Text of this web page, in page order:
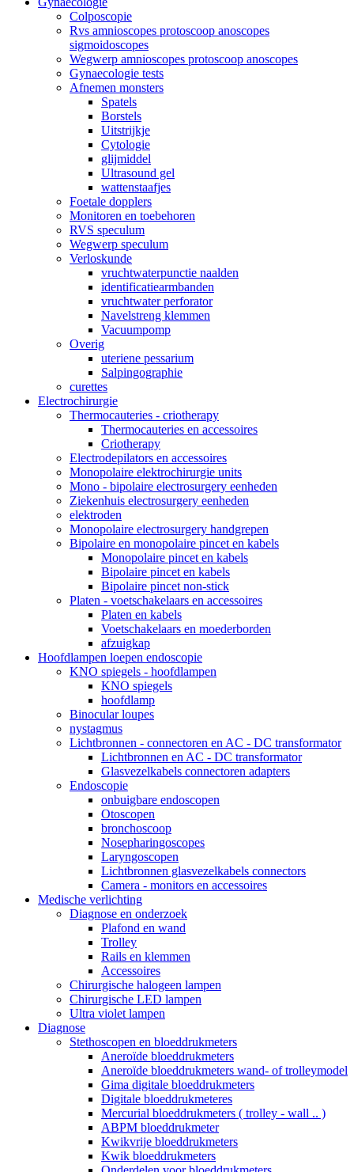
Colposcopie
Rvs amnioscopes protoscoop anoscopes
sigmoidoscopes
Wegwerp amnioscopes protoscoop anoscopes
Gynaecologie tests
Afnemen monsters
Spatels
Borstels
Uitstrijkje
Cytologie
glijmiddel
Ultrasound gel
wattenstaafjes
Foetale dopplers
Monitoren en toebehoren
RVS speculum
Wegwerp speculum
Verloskunde
vruchtwaterpunctie naalden
identificatiearmbanden
vruchtwater perforator
Navelstreng klemmen
Vacuumpomp
Overig
uteriene pessarium
Salpingographie
curettes
Electrochirurgie
Thermocauteries - criotherapy
Thermocauteries en accessoires
Criotherapy
Electrodepilators en accessoires
Monopolaire elektrochirurgie units
Mono - bipolaire electrosurgery eenheden
Ziekenhuis electrosurgery eenheden
elektroden
Monopolaire electrosurgery handgrepen
Bipolaire en monopolaire pincet en kabels
Monopolaire pincet en kabels
Bipolaire pincet en kabels
Bipolaire pincet non-stick
Platen - voetschakelaars en accessoires
Platen en kabels
Voetschakelaars en moederborden
afzuigkap
Hoofdlampen loepen endoscopie
KNO spiegels - hoofdlampen
KNO spiegels
hoofdlamp
Binocular loupes
nystagmus
Lichtbronnen - connectoren en AC - DC transformator
Lichtbronnen en AC - DC transformator
Glasvezelkabels connectoren adapters
Endoscopie
onbuigbare endoscopen
Otoscopen
bronchoscoop
Nosepharingoscopes
Laryngoscopen
Lichtbronnen glasvezelkabels connectors
Camera - monitors en accessoires
Medische verlichting
Diagnose en onderzoek
Plafond en wand
Trolley
Rails en klemmen
Accessoires
Chirurgische halogeen lampen
Chirurgische LED lampen
Ultra violet lampen
Diagnose
Stethoscopen en bloeddrukmeters
Aneroïde bloeddrukmeters
Aneroïde bloeddrukmeters wand- of trolleymodel
Gima digitale bloeddrukmeters
Digitale bloeddrukmeteres
Mercurial bloeddrukmeters ( trolley - wall .. )
ABPM bloeddrukmeter
Kwikvrije bloeddrukmeters
Kwik bloeddrukmeters